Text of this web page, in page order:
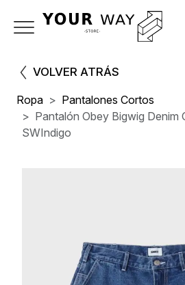
VOLVER ATRÁS
Ropa
Pantalones Cortos
Pantalón Obey Bigwig Denim
SWIndigo